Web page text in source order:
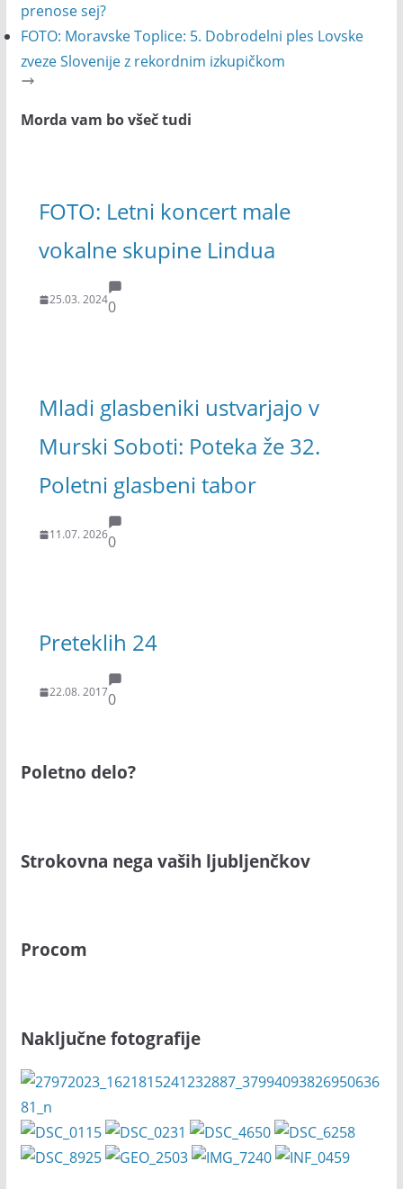
prenose sej?
FOTO: Moravske Toplice: 5. Dobrodelni ples Lovske
zveze Slovenije z rekordnim izkupičkom
Morda vam bo všeč tudi
FOTO: Letni koncert male
vokalne skupine Lindua
25.03. 20240
Mladi glasbeniki ustvarjajo v
Murski Soboti: Poteka že 32.
Poletni glasbeni tabor
11.07. 20260
Preteklih 24
22.08. 20170
Poletno delo?
Strokovna nega vaših ljubljenčkov
Procom
Naključne fotografije